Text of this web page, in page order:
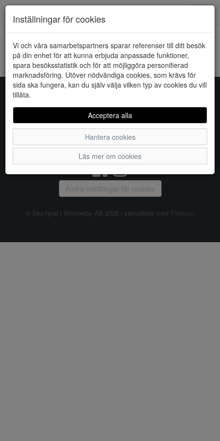
HEM ONLY
Kunde inte hitta några artiklar...
Inställningar för cookies
Vi och våra samarbetspartners sparar referenser till ditt besök
på din enhet för att kunna erbjuda anpassade funktioner,
spara besöksstatistik och för att möjliggöra personifierad
marknadsföring. Utöver nödvändiga cookies, som krävs för
sida ska fungera, kan du själv välja vilken typ av cookies du vill
tillåta.
Acceptera alla
Hantera cookies
Läs mer om cookies
Sko-fynd i Vimmerby AB
S:t Torget 2, 598 21 VIMMERBY, Telefon:
| Om oss Kontakta oss
Ändra inställingar för cookies
© Sko-fynd i Vimmerby AB 2026 i samarbete med Flexicon